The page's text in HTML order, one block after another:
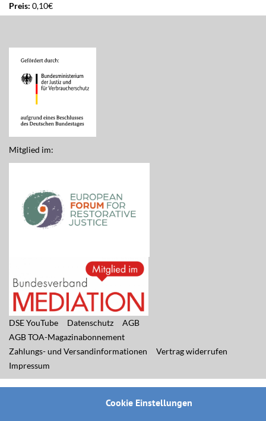
Cookie Einstellungen
Preis: 0,10€
Mitglied im:
DSE YouTube Datenschutz
AGB
AGB TOA-Magazinabonnement
Zahlungs- und Versandinformationen
Vertrag widerrufen
Impressum